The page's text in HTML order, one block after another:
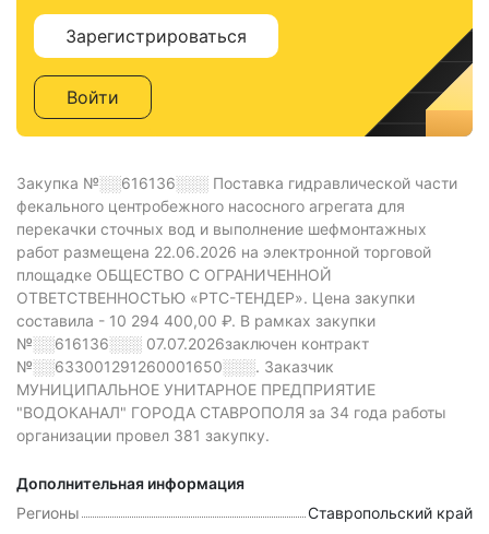
Зарегистрироваться
Войти
Закупка №░░616136░░░ Поставка гидравлической части
фекального центробежного насосного агрегата для
перекачки сточных вод и выполнение шефмонтажных
работ размещена 22.06.2026 на электронной торговой
площадке ОБЩЕСТВО С ОГРАНИЧЕННОЙ
ОТВЕТСТВЕННОСТЬЮ «РТС-ТЕНДЕР». Цена закупки
составила - 10 294 400,00 ₽. В рамках закупки
№░░616136░░░ 07.07.2026заключен контракт
№░░633001291260001650░░░. Заказчик
МУНИЦИПАЛЬНОЕ УНИТАРНОЕ ПРЕДПРИЯТИЕ
"ВОДОКАНАЛ" ГОРОДА СТАВРОПОЛЯ за 34 года работы
организации провел 381 закупку.
Дополнительная информация
Регионы
Ставропольский край